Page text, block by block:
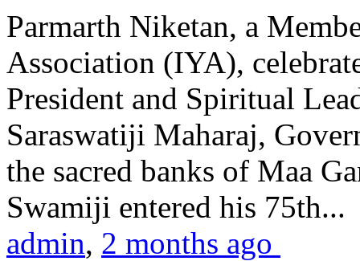
Parmarth Niketan, a
Association (IYA),
President and Spiritual
Saraswatiji Maharaj,
the sacred banks of Maa
Swamiji entered his 75th...
admin, 2 months ago